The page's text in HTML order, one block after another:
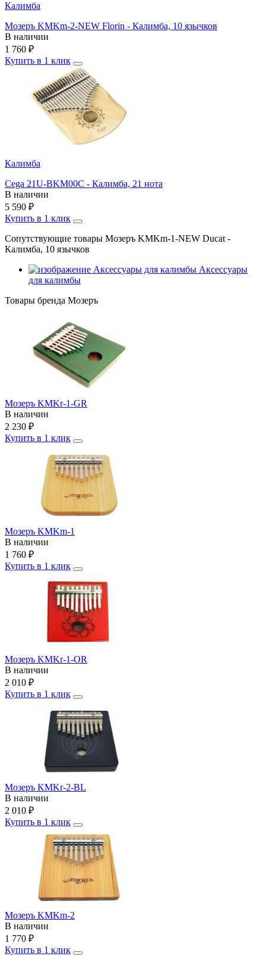
Калимба
Мозеръ KMKm-2-NEW Florin - Калимба, 10 язычков
В наличии
1 760 ₽
Купить в 1 клик
Калимба
Cega 21U-BKM00C - Калимба, 21 нота
В наличии
5 590 ₽
Купить в 1 клик
Сопутствующие товары Мозеръ KMKm-1-NEW Ducat -
Калимба, 10 язычков
Аксессуары
для калимбы
Товары бренда Мозеръ
Мозеръ KMKr-1-GR
В наличии
2 230 ₽
Купить в 1 клик
Мозеръ KMKm-1
В наличии
1 760 ₽
Купить в 1 клик
Мозеръ KMKr-1-OR
В наличии
2 010 ₽
Купить в 1 клик
Мозеръ KMKr-2-BL
В наличии
2 010 ₽
Купить в 1 клик
Мозеръ KMKm-2
В наличии
1 770 ₽
Купить в 1 клик